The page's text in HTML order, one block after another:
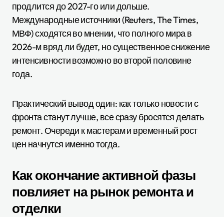
продлится до 2027-го или дольше.
Международные источники (Reuters, The Times,
МВФ) сходятся во мнении, что полного мира в
2026-м вряд ли будет, но существенное снижение
интенсивности возможно во второй половине
года.
Практический вывод один: как только новости с
фронта станут лучше, все сразу бросятся делать
ремонт. Очереди к мастерам и временный рост
цен начнутся именно тогда.
Как окончание активной фазы
повлияет на рынок ремонта и
отделки